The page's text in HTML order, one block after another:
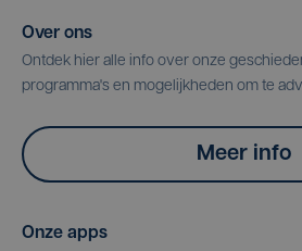
Over ons
Ontdek hier alle info over onze
programma's en mogelijkheden om te
Meer info
Onze apps